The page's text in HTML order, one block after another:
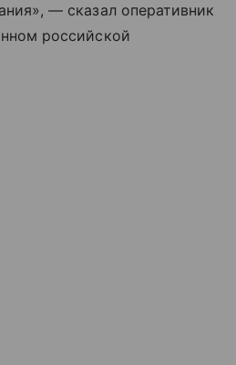
— сказал оперативник
российской